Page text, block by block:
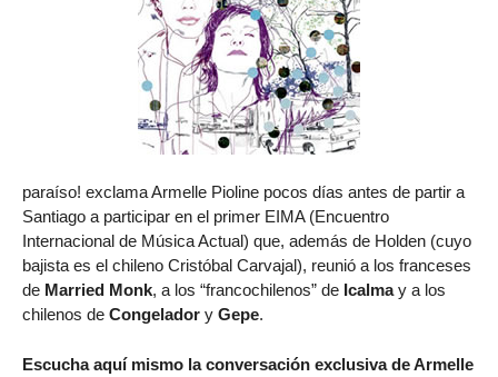
paraíso! exclama Armelle Pioline pocos días antes de partir a
Santiago a participar en el primer EIMA (Encuentro
Internacional de Música Actual) que, además de Holden (cuyo
bajista es el chileno Cristóbal Carvajal), reunió a los franceses
de Married Monk, a los “francochilenos” de Icalmay a los
chilenos de Congelador y Gepe.
Escucha aquí mismo la conversación exclusiva de Armelle